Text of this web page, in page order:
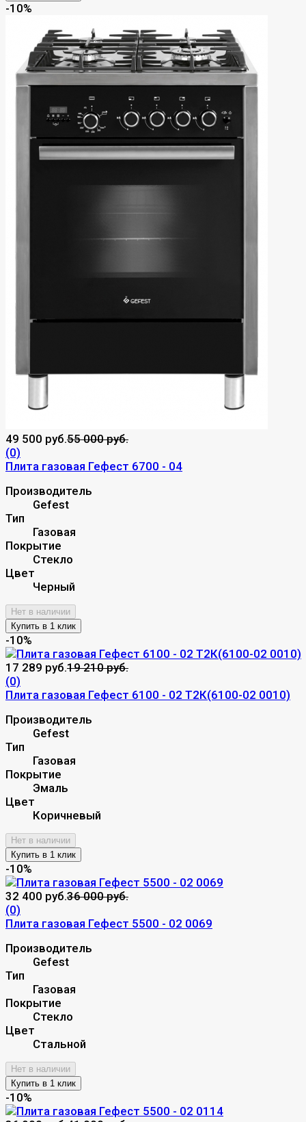
-10%
49 500 руб.55 000 руб.
(0)
Плита газовая Гефест 6700 - 04
Производитель
Gefest
Тип
Газовая
Покрытие
Стекло
Цвет
Черный
Нет в наличии
-10%
17 289 руб.19 210 руб.
(0)
Плита газовая Гефест 6100 - 02 Т2К(6100-02 0010)
Производитель
Gefest
Тип
Газовая
Покрытие
Эмаль
Цвет
Коричневый
Нет в наличии
-10%
32 400 руб.36 000 руб.
(0)
Плита газовая Гефест 5500 - 02 0069
Производитель
Gefest
Тип
Газовая
Покрытие
Стекло
Цвет
Стальной
Нет в наличии
-10%